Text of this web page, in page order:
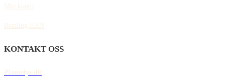
Min konto
Betaling EAN
KONTAKT OSS
Plantelys.dk